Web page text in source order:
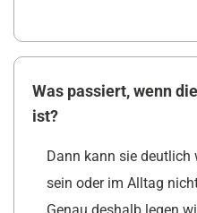
Was passiert, wenn
ist?
Dann kann sie
sein oder im Alltag